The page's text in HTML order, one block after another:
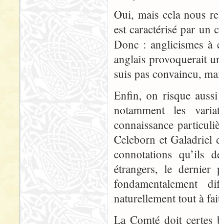
Oui, mais cela nous
est caractérisé par un
Donc : anglicismes
anglais provoquerait
suis pas convaincu,
Enfin, on risque
notamment les
connaissance
Celeborn et Galadriel
connotations qu’ils
étrangers, le
fondamentalement
naturellement tout à
La Comté doit certes